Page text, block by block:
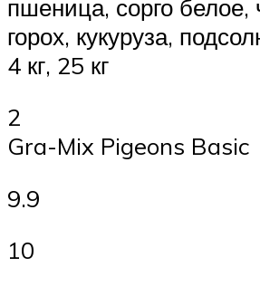
пшеница, сорго белое,
горох, кукуруза,
4 кг, 25 кг
2
Gra-Mix Pigeons Basic
9.9
10